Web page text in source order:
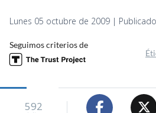
Lunes 05 octubre de 2009 |
Seguimos criterios de
592